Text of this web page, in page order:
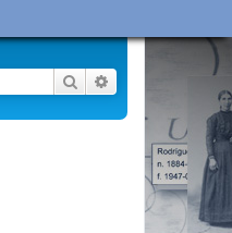
Buscar Búsqueda